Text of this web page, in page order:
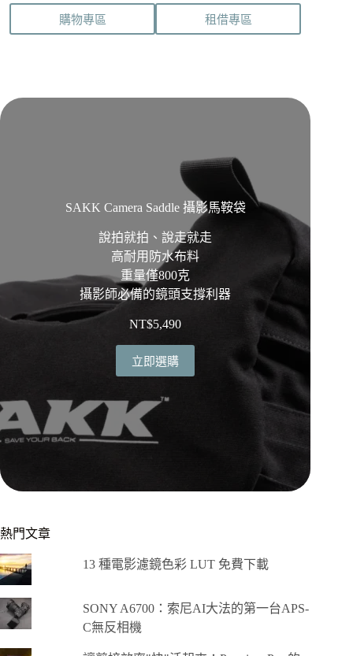
購物專區 租借專區
SAKK Camera Saddle 攝影馬鞍袋
說拍就拍、說走就走
高耐用防水布料
重量僅800克
攝影師必備的鏡頭支撐利器
NT$5,490
立即選購
熱門文章
13 種電影濾鏡色彩 LUT 免費下載
SONY A6700：索尼AI大法的第一台APS-
C無反相機